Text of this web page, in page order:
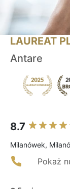
LAUREAT
Antare
8.7
Milanówek,
Pokaż